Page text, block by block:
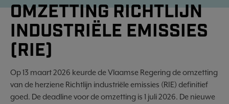
OMZETTING RICHTLIJN
INDUSTRIËLE EMISSIES
(RIE)
Op 13 maart 2026 keurde de Vlaamse Regering de omzetting
van de herziene Richtlijn industriële emissies (RIE) definitief
goed. De deadline voor de omzetting is 1 juli 2026. De nieuwe